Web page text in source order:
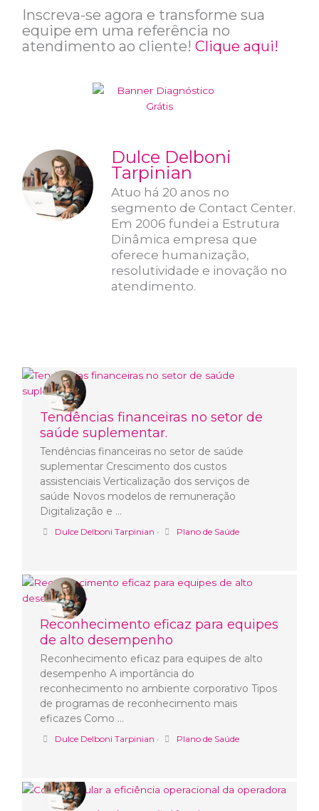
Inscreva-se agora e transforme sua
equipe em uma referência no
atendimento ao cliente!Clique aqui!
Dulce Delboni
Tarpinian
Atuo há 20 anos no
segmento de Contact Center.
Em 2006 fundei a Estrutura
Dinâmica empresa que
oferece humanização,
resolutividade e inovação no
atendimento.
Tendências financeiras no setor de
saúde suplementar.
Tendências financeiras no setor de saúde
suplementar Crescimento dos custos
assistenciais Verticalização dos serviços de
saúde Novos modelos de remuneração
Digitalização e …
Dulce Delboni Tarpinian • Plano de Saúde
Reconhecimento eficaz para equipes
de alto desempenho
Reconhecimento eficaz para equipes de alto
desempenho A importância do
reconhecimento no ambiente corporativo Tipos
de programas de reconhecimento mais
eficazes Como …
Dulce Delboni Tarpinian • Plano de Saúde